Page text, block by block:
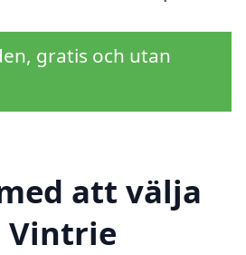
gratis och utan
att välja
Vintrie